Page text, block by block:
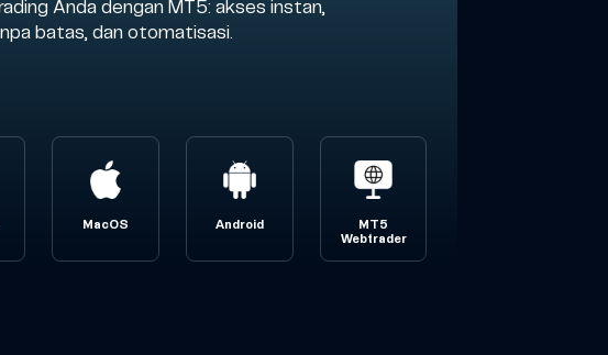
Anda dengan MT5: akses instan,
batas, dan otomatisasi.
MacOS Android
MT5
Webtrader